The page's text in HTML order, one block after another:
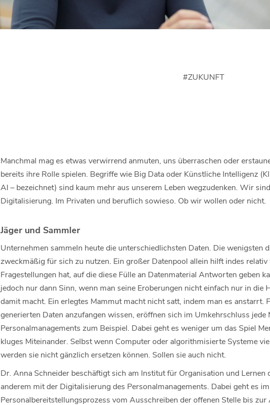
#ZUKUNFT
Manchmal mag es etwas verwirrend anmuten, uns überraschen oder
bereits ihre Rolle spielen. Begriffe wie Big Data oder Künstliche Intelligenz
AI – bezeichnet) sind kaum mehr aus unserem Leben wegzudenken. Wir
Digitalisierung. Im Privaten und beruflich sowieso. Ob wir wollen oder nicht.
Jäger und Sammler
Unternehmen sammeln heute die unterschiedlichsten Daten. Die wenigsten
zweckmäßig für sich zu nutzen. Ein großer Datenpool allein hilft indes
Fragestellungen hat, auf die diese Fülle an Datenmaterial Antworten geben
jedoch nur dann Sinn, wenn man seine Eroberungen nicht einfach nur in die
damit macht. Ein erlegtes Mammut macht nicht satt, indem man es anstarrt.
generierten Daten anzufangen wissen, eröffnen sich im Umkehrschluss jede
Personalmanagements zum Beispiel. Dabei geht es weniger um das Spiel
kluges Miteinander. Selbst wenn Computer oder algorithmisierte Systeme
werden sie nicht gänzlich ersetzen können. Sollen sie auch nicht.
Dr. Anna Schneider beschäftigt sich am Institut für Organisation und
anderem mit der Digitalisierung des Personalmanagements. Dabei geht es
Personalbereitstellungsprozess vom Ausschreiben der offenen Stelle bis